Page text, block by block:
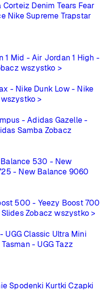
Corteiz Denim Tears Fear
Nike Supreme Trapstar
1 Mid - Air Jordan 1 High -
wszystko >
- Nike Dunk Low - Nike
>
- Adidas Gazelle -
Samba Zobacz
530 - New
- New Balance 9060
500 - Yeezy Boost 700
Zobacz wszystko >
- UGG Classic Ultra Mini
- UGG Tazz
Spodenki Kurtki Czapki